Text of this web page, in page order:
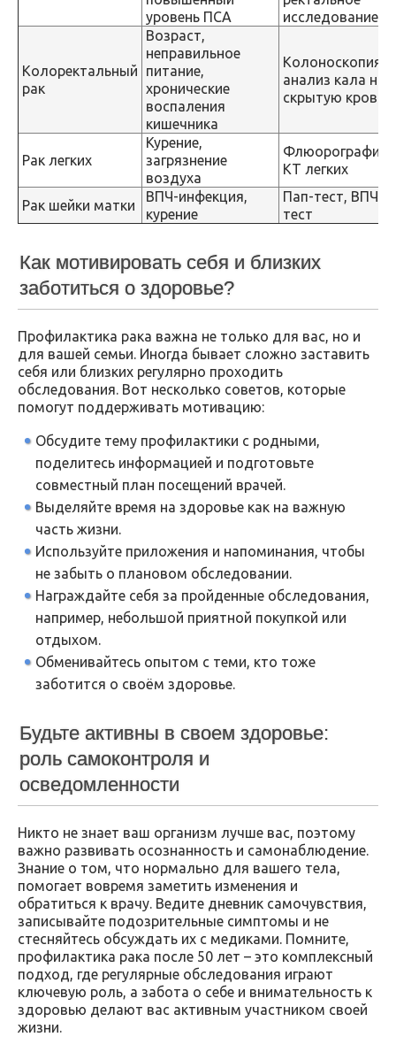
уровень ПСА
исследование
Колоректальный
рак
Возраст,
неправильное
питание,
хронические
воспаления
кишечника
Колоноскопия,
анализ кала на
скрытую кровь
Рак легких
Курение,
загрязнение
воздуха
Флюорография,
КТ легких
Рак шейки матки
ВПЧ-инфекция,
курение
Пап-тест, ВПЧ-
тест
Как мотивировать себя и близких
заботиться о здоровье?
Профилактика рака важна не только для вас, но и
для вашей семьи. Иногда бывает сложно заставить
себя или близких регулярно проходить
обследования. Вот несколько советов, которые
помогут поддерживать мотивацию:
Обсудите тему профилактики с родными,
поделитесь информацией и подготовьте
совместный план посещений врачей.
Выделяйте время на здоровье как на важную
часть жизни.
Используйте приложения и напоминания, чтобы
не забыть о плановом обследовании.
Награждайте себя за пройденные обследования,
например, небольшой приятной покупкой или
отдыхом.
Обменивайтесь опытом с теми, кто тоже
заботится о своём здоровье.
Будьте активны в своем здоровье:
роль самоконтроля и
осведомленности
Никто не знает ваш организм лучше вас, поэтому
важно развивать осознанность и самонаблюдение.
Знание о том, что нормально для вашего тела,
помогает вовремя заметить изменения и
обратиться к врачу. Ведите дневник самочувствия,
записывайте подозрительные симптомы и не
стесняйтесь обсуждать их с медиками. Помните,
профилактика рака после 50 лет – это комплексный
подход, где регулярные обследования играют
ключевую роль, а забота о себе и внимательность к
здоровью делают вас активным участником своей
жизни.